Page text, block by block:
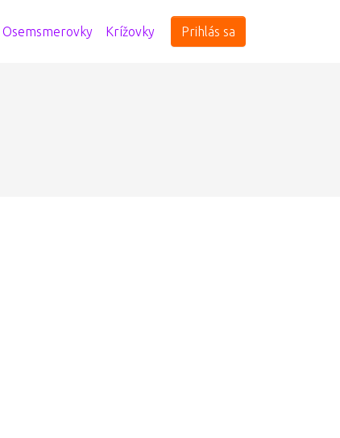
Osemsmerovky Krížovky Prihlás sa